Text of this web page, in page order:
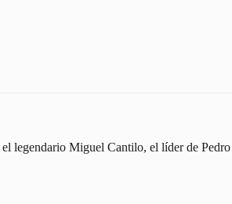
legendario Miguel Cantilo, el líder de Pedro